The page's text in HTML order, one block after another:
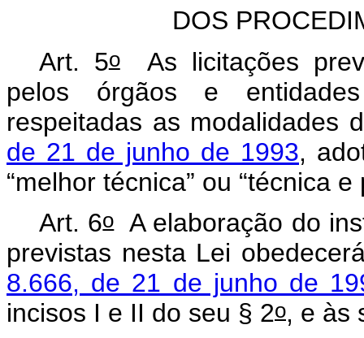
DOS
Art. 5oAs licitações
pelos órgãos e
respeitadas as modalidades
de 21 de junho de 1993,
“melhor técnica” ou “técnica e
Art. 6oA elaboração do
previstas nesta Lei
8.666, de 21 de junho de
incisos I e II do seu § 2o, e às